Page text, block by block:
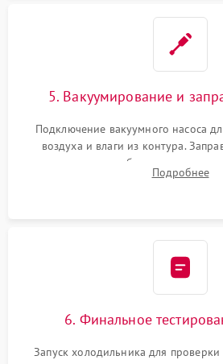
5. Вакуумирование и
Подключение вакуумного насоса
воздуха и влаги из контура.
дозированным объемом
электронным весам. КонтрольПодробнее
6. Финальное
Запуск холодильника для